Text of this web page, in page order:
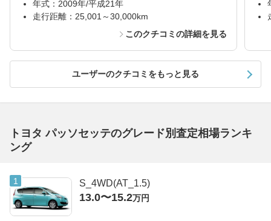
年式：2009年/平成21年
走行距離：25,001～30,000km
このクチコミの詳細を見る
ユーザーのクチコミをもっと見る
トヨタ パッソセッテのグレード別査定相場ランキ
ング
S_4WD(AT_1.5)
13.0〜15.2万円